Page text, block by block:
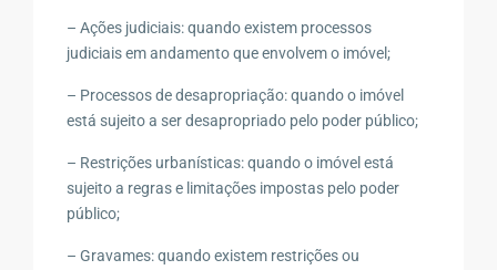
– Ações judiciais: quando existem processos
judiciais em andamento que envolvem o imóvel;
– Processos de desapropriação: quando o imóvel
está sujeito a ser desapropriado pelo poder público;
– Restrições urbanísticas: quando o imóvel está
sujeito a regras e limitações impostas pelo poder
público;
– Gravames: quando existem restrições ou